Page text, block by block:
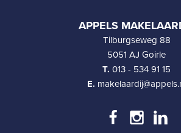
APPELS
Tilburgseweg 88
5051 AJ Goirle
T. 013 - 534 91 15
E.